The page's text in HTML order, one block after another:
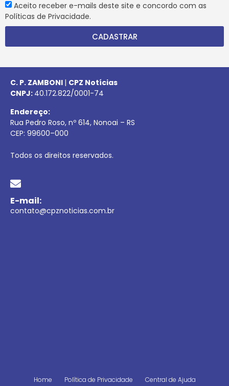
Aceito receber e-mails deste site e concordo com as
Políticas de Privacidade.
CADASTRAR
C. P. ZAMBONI | CPZ Notícias
CNPJ: 40.172.822/0001-74
Endereço:
Rua Pedro Roso, nº 614, Nonoai – RS
CEP: 99600–000
Todos os direitos reservados.
E-mail:
contato@cpznoticias.com.br
Home Política de Privacidade
Central de Ajuda